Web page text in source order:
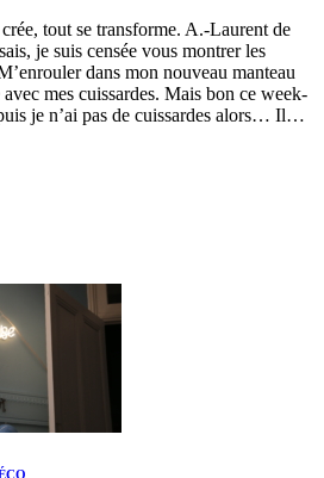
tout se transforme. A.-Laurent de
je suis censée vous montrer les
dans mon nouveau manteau
mes cuissardes. Mais bon ce week-
je n’ai pas de cuissardes alors… Il…